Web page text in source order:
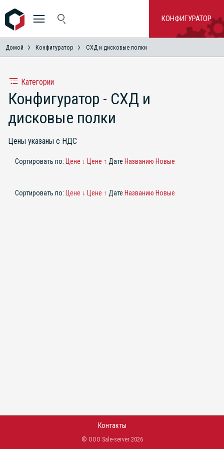
КОНФИГУРАТОР
Домой Конфигуратор СХД и дисковые полки
Категории
Конфигуратор - СХД и
дисковые полки
Цены указаны с НДС
Сортировать по: Цене ↓ Цене ↑ Дате Названию Новые
Сортировать по: Цене ↓ Цене ↑ Дате Названию Новые
Контакты
© ООО Sale-server 2026